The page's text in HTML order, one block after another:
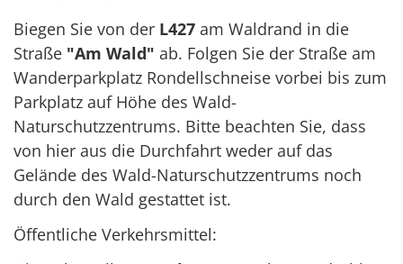
Biegen Sie von der L427 am Waldrand in die
Straße "Am Wald" ab. Folgen Sie der Straße am
Wanderparkplatz Rondellschneise vorbei bis zum
Parkplatz auf Höhe des Wald-
Naturschutzzentrums. Bitte beachten Sie, dass
von hier aus die Durchfahrt weder auf das
Gelände des Wald-Naturschutzzentrums noch
durch den Wald gestattet ist.
Öffentliche Verkehrsmittel: